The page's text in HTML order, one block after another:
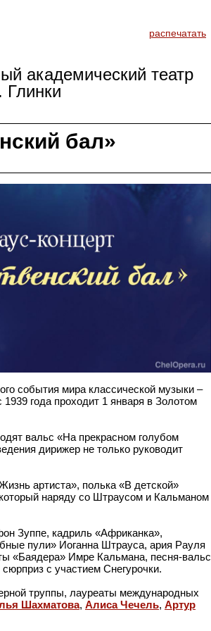
академический театр
распечатать
бал»
события мира классической музыки –
года проходит 1 января в Золотом
вальс «На прекрасном голубом
дирижер не только руководит
артиста», полька «В детской»
наряду со Штраусом и Кальманом
Зуппе, кадриль «Африканка»,
пули» Иоганна Штрауса, ария Рауля
«Баядера» Имре Кальмана, песня-вальс
с участием Снегурочки.
труппы, лауреаты международных
Шахматова, Алиса Чечель, Артур